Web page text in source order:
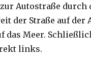
Autostraße durch
der Straße auf der
das Meer.
links.